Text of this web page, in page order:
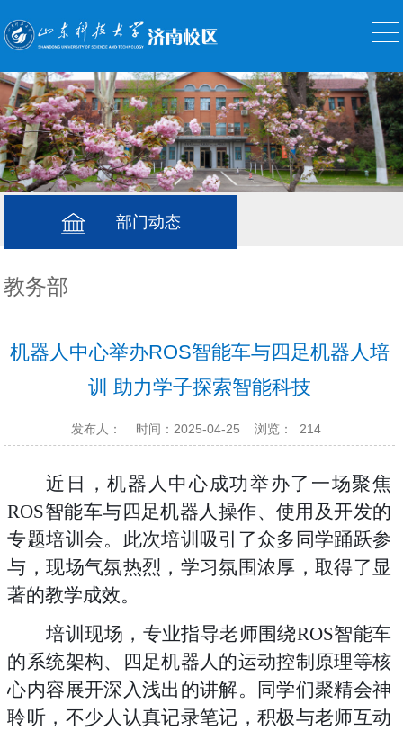
部门动态
教务部
机器人中心举办ROS智能车与四足机器人培
训 助力学子探索智能科技
发布人： 时间：2025-04-25 浏览： 214
近日，机器人中心成功举办了一场聚焦
ROS智能车与四足机器人操作、使用及开发的
专题培训会。此次培训吸引了众多同学踊跃参
与，现场气氛热烈，学习氛围浓厚，取得了显
著的教学成效。
培训现场，专业指导老师围绕ROS智能车
的系统架构、四足机器人的运动控制原理等核
心内容展开深入浅出的讲解。同学们聚精会神
聆听，不少人认真记录笔记，积极与老师互动